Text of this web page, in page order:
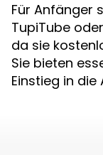
Für Anfänger
TupiTube
da sie
Sie bieten
Einstieg in die